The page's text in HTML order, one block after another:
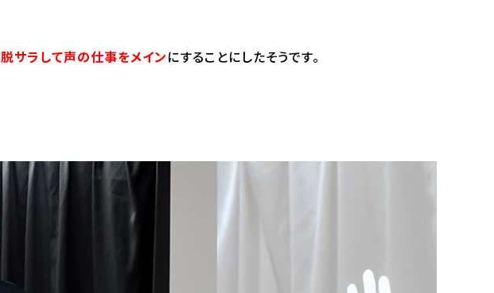
脱サラして声の仕事をメインにすることにしたそうです。